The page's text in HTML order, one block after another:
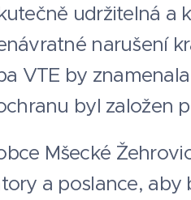
udržitelná a
narušení
VTE by
byl založen
Mšecké
a poslance,